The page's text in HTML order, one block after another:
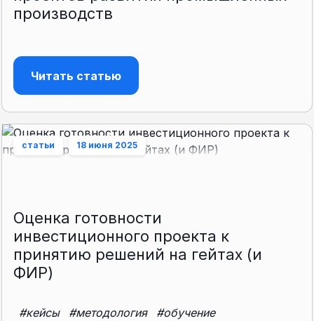
производств
Читать статью
статьи 18 июня 2025
Оценка готовности
инвестиционного проекта к
принятию решений на гейтах (и
ФИР)
#кейсы #методология
#обучение